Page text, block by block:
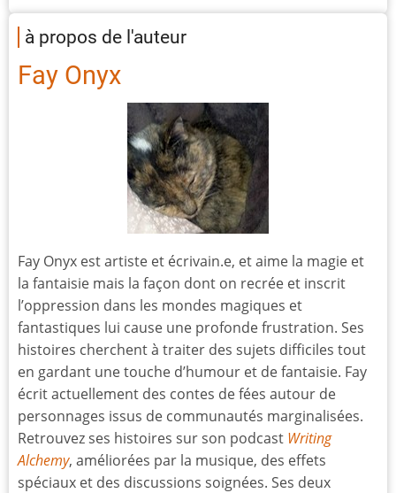
à propos de l'auteur
Fay Onyx
Fay Onyx est artiste et écrivain.e, et aime la magie et
la fantaisie mais la façon dont on recrée et inscrit
l’oppression dans les mondes magiques et
fantastiques lui cause une profonde frustration. Ses
histoires cherchent à traiter des sujets difficiles tout
en gardant une touche d’humour et de fantaisie. Fay
écrit actuellement des contes de fées autour de
personnages issus de communautés marginalisées.
Retrouvez ses histoires sur son podcast Writing
Alchemy, améliorées par la musique, des effets
spéciaux et des discussions soignées. Ses deux